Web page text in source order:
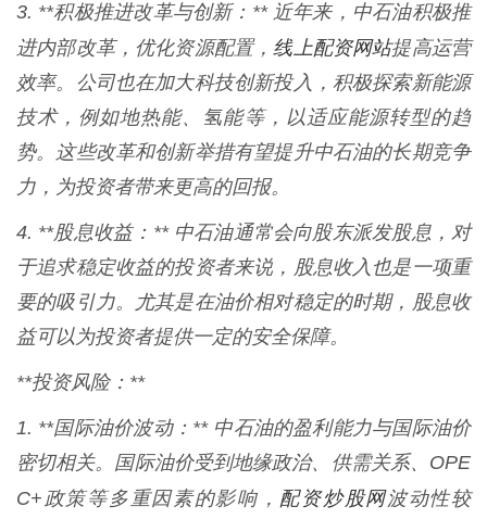
3. **积极推进改革与创新：** 近年来，中石油积极推
进内部改革，优化资源配置，线上配资网站提高运营
效率。公司也在加大科技创新投入，积极探索新能源
技术，例如地热能、氢能等，以适应能源转型的趋
势。这些改革和创新举措有望提升中石油的长期竞争
力，为投资者带来更高的回报。
4. **股息收益：** 中石油通常会向股东派发股息，对
于追求稳定收益的投资者来说，股息收入也是一项重
要的吸引力。尤其是在油价相对稳定的时期，股息收
益可以为投资者提供一定的安全保障。
**投资风险：**
1. **国际油价波动：** 中石油的盈利能力与国际油价
密切相关。国际油价受到地缘政治、供需关系、OPE
C+政策等多重因素的影响， 配资炒股网波动性较